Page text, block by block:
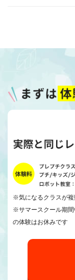
※気になるクラスが複
※サマースクール期間
の体験はお休みです